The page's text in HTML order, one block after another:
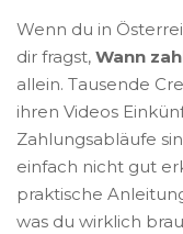
Wenn du in
dir fragst, Wann
allein. Tausende
ihren Videos
Zahlungsabläufe
einfach nicht gut
praktische
was du wirklich